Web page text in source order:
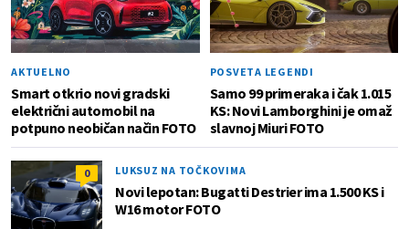
AKTUELNO
Smart otkrio novi gradski
električni automobil na
potpuno neobičan način FOTO
POSVETA LEGENDI
Samo 99 primeraka i čak 1.015
KS: Novi Lamborghini je omaž
slavnoj Miuri FOTO
0 LUKSUZ NA TOČKOVIMA
Novi lepotan: Bugatti Destrier ima 1.500 KS i
W16 motor FOTO